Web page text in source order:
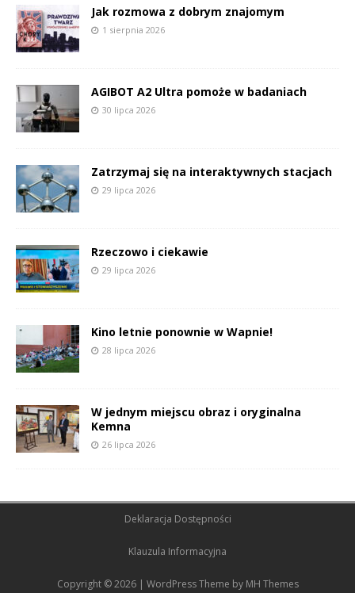
Jak rozmowa z dobrym znajomym
1 sierpnia 2026
AGIBOT A2 Ultra pomoże w badaniach
30 lipca 2026
Zatrzymaj się na interaktywnych stacjach
29 lipca 2026
Rzeczowo i ciekawie
29 lipca 2026
Kino letnie ponownie w Wapnie!
28 lipca 2026
W jednym miejscu obraz i oryginalna
Kemna
26 lipca 2026
Deklaracja Dostępności
Klauzula Informacyjna
Copyright © 2026 | WordPress Theme by MH Themes